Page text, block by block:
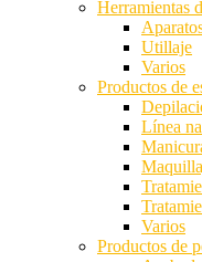
Herramientas
Utillaje
Varios
Productos de
Línea
Varios
Productos de
Necesarias
funcione la